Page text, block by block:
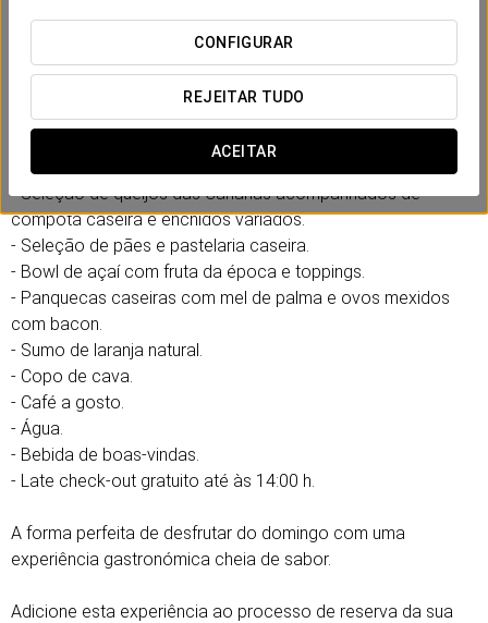
CONFIGURAR
REJEITAR TUDO
ACEITAR
Brunch
Transforme o domingo no seu momento favorito da semana
e desfrute de uma proposta gastronómica pensada para
saborear cada instante num ambiente relaxado e acolhedor.
Inclui:
- Seleção de queijos das Canárias acompanhados de
compota caseira e enchidos variados.
- Seleção de pães e pastelaria caseira.
- Bowl de açaí com fruta da época e toppings.
- Panquecas caseiras com mel de palma e ovos mexidos
com bacon.
- Sumo de laranja natural.
- Copo de cava.
- Café a gosto.
- Água.
- Bebida de boas-vindas.
- Late check-out gratuito até às 14:00 h.
A forma perfeita de desfrutar do domingo com uma
experiência gastronómica cheia de sabor.
Adicione esta experiência ao processo de reserva da sua